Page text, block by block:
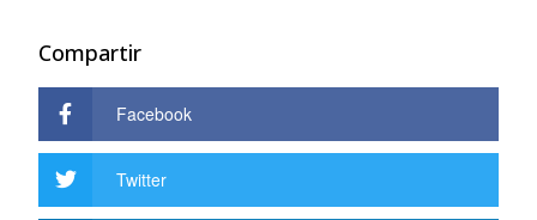
Compartir
Facebook
Twitter